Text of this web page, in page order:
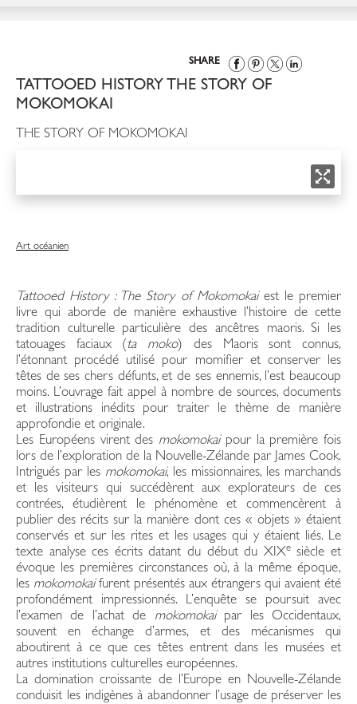
SHARE
TATTOOED HISTORY THE STORY OF
MOKOMOKAI
THE STORY OF MOKOMOKAI
Art océanien
Tattooed History : The Story of Mokomokaiest le premier
livre qui aborde de manière exhaustive l’histoire de cette
tradition culturelle particulière des ancêtres maoris. Si les
tatouages faciaux (ta moko) des Maoris sont connus,
l’étonnant procédé utilisé pour momifier et conserver les
têtes de ses chers défunts, et de ses ennemis, l’est beaucoup
moins. L’ouvrage fait appel à nombre de sources, documents
et illustrations inédits pour traiter le thème de manière
approfondie et originale.
Les Européens virent des mokomokaipour la première fois
lors de l’exploration de la Nouvelle-Zélande par James Cook.
Intrigués par les mokomokai, les missionnaires, les marchands
et les visiteurs qui succédèrent aux explorateurs de ces
contrées, étudièrent le phénomène et commencèrent à
publier des récits sur la manière dont ces « objets » étaient
conservés et sur les rites et les usages qui y étaient liés. Le
texte analyse ces écrits datant du début du XIXesiècle et
évoque les premières circonstances où, à la même époque,
les mokomokai furent présentés aux étrangers qui avaient été
profondément impressionnés. L’enquête se poursuit avec
l’examen de l’achat de mokomokaipar les Occidentaux,
souvent en échange d’armes, et des mécanismes qui
aboutirent à ce que ces têtes entrent dans les musées et
autres institutions culturelles européennes.
La domination croissante de l’Europe en Nouvelle-Zélande
conduisit les indigènes à abandonner l’usage de préserver les